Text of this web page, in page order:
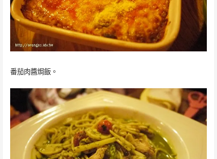
番茄肉醬焗飯。